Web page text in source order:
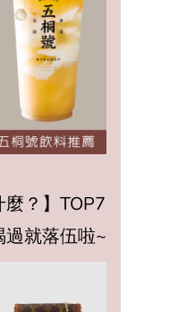
麼？】TOP7
就落伍啦~